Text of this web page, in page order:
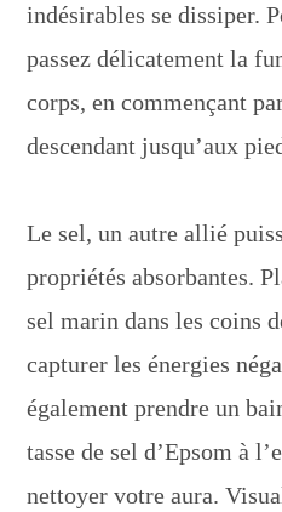
indésirables se dissiper.
passez délicatement la
corps, en commençant
descendant jusqu’aux
Le sel, un autre allié
propriétés absorbantes.
sel marin dans les coins
capturer les énergies
également prendre un
tasse de sel d’Epsom à
nettoyer votre aura.